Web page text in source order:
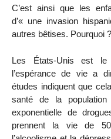
C’est ainsi que les
d’« une invasion
autres bêtises. Pourquoi ?
Les États-Unis est
l’espérance de vie a
études indiquent que
santé de la
exponentielle de
prennent la vie de